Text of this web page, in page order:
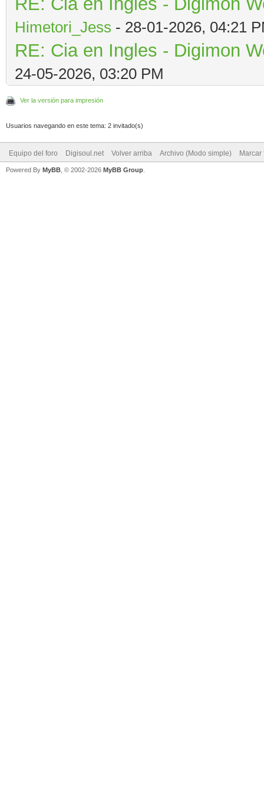
Himetori_Jess - 28-01-2026, 04:21
RE: Cia en Ingles - Digimon
24-05-2026, 03:20 PM
Ver la versión para impresión
Usuarios navegando en este tema: 2 invitado(s)
Equipo del foro Digisoul.net Volver arriba Archivo (Modo simple) Marcar
Powered By MyBB , © 2002-2026 MyBB Group